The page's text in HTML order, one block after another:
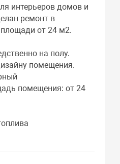
интерьеров домов и
ремонт в
от 24 м2.
на полу.
помещения.
помещения: от 24